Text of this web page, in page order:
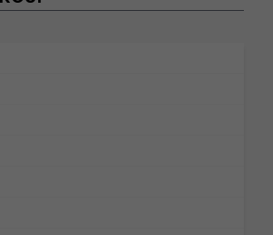
Naim Audio
и управление cookie